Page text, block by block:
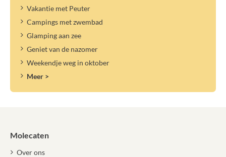
Vakantie met Peuter
Campings met zwembad
Glamping aan zee
Geniet van de nazomer
Weekendje weg in oktober
Meer >
Molecaten
Over ons